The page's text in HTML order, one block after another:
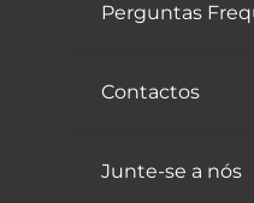
Perguntas
Contactos
Junte-se a nós